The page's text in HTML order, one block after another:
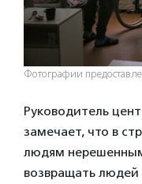
Фотографии
Руководитель
замечает, что в
людям
возвращать